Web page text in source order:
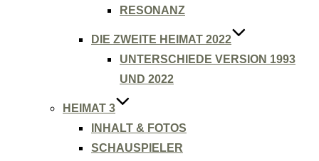
RESONANZ
DIE ZWEITE HEIMAT 2022
UNTERSCHIEDE VERSION 1993
UND 2022
HEIMAT 3
INHALT & FOTOS
SCHAUSPIELER